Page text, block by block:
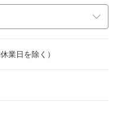
業日を除く）